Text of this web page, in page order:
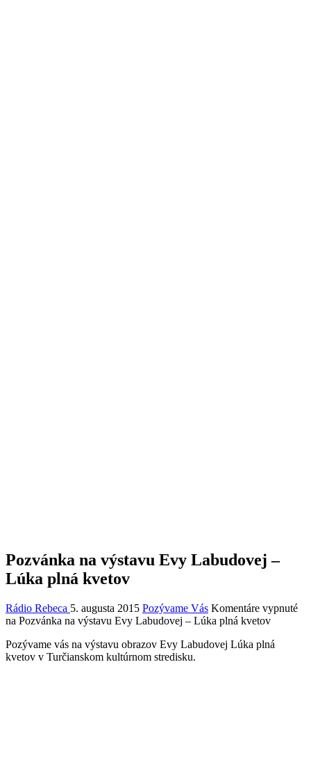
Pozvánka na výstavu Evy Labudovej –
Lúka plná kvetov
Rádio Rebeca 5. augusta 2015 Pozývame Vás Komentáre vypnuté
na Pozvánka na výstavu Evy Labudovej – Lúka plná kvetov
Pozývame vás na výstavu obrazov Evy Labudovej Lúka plná
kvetov v Turčianskom kultúrnom stredisku.